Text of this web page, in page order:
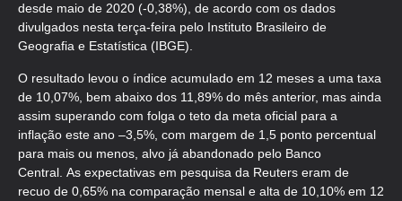
desde maio de 2020 (-0,38%), de acordo com os dados
divulgados nesta terça-feira pelo Instituto Brasileiro de
Geografia e Estatística (IBGE).
O resultado levou o índice acumulado em 12 meses a uma taxa
de 10,07%, bem abaixo dos 11,89% do mês anterior, mas ainda
assim superando com folga o teto da meta oficial para a
inflação este ano –3,5%, com margem de 1,5 ponto percentual
para mais ou menos, alvo já abandonado pelo Banco
Central. As expectativas em pesquisa da Reuters eram de
recuo de 0,65% na comparação mensal e alta de 10,10% em 12